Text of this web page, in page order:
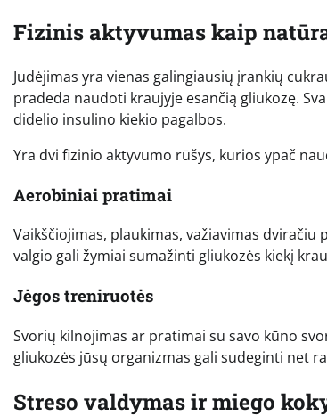
Fizinis aktyvumas kaip
Judėjimas yra vienas galingiausių įrankių
pradeda naudoti kraujyje esančią gliukozę.
didelio insulino kiekio pagalbos.
Yra dvi fizinio aktyvumo rūšys, kurios ypač
Aerobiniai pratimai
Vaikščiojimas, plaukimas, važiavimas
valgio gali žymiai sumažinti gliukozės kiekį
Jėgos treniruotės
Svorių kilnojimas ar pratimai su savo kūno
gliukozės jūsų organizmas gali sudeginti net
Streso valdymas ir miego